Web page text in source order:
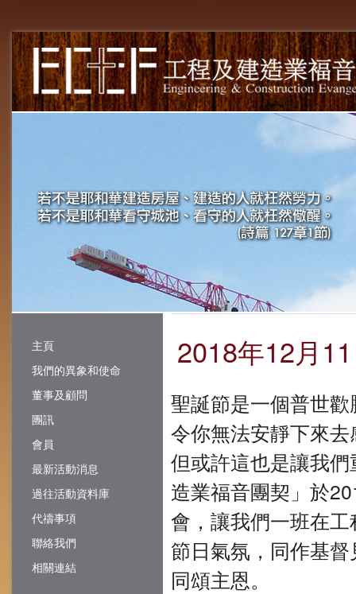
主頁
我們的異象和使命
董事及顧問
團訊
會員
最新活動消息
過往活動資料庫
代禱事項
聯絡我們
相關連結
2018年12月
聖誕節是一個普世
令你無法安靜下來
但或許這也是讓我
造業福音團契」於
會，讓我們一班在
節日氣氛，同作基
同頌主恩。